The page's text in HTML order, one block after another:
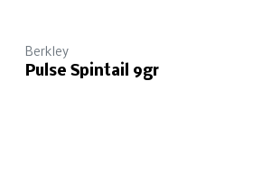
Berkley
Pulse Spintail 9gr